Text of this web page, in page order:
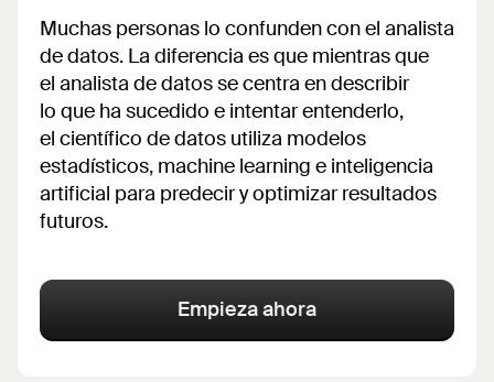
Muchas personas lo confunden con el analista
de datos. La diferencia es que mientras que
el analista de datos se centra en describir
lo que ha sucedido e intentar entenderlo,
el científico de datos utiliza modelos
estadísticos, machine learning e inteligencia
artificial para predecir y optimizar resultados
futuros.
Empieza ahora